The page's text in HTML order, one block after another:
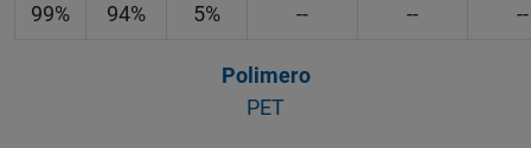
99% 94% 5% -- -- --
Polimero
PET